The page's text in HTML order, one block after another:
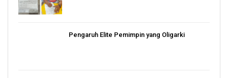
Pengaruh Elite Pemimpin yang Oligarki